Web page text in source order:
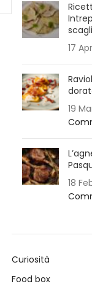
17
19
18
Curiosità
Food box